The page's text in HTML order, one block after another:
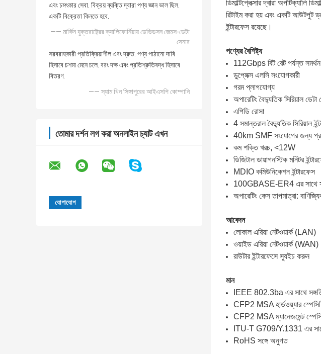
এবং চমৎকার সেবা. বিক্রয় ব্যক্তি দ্বারা পণ্য জ্ঞান ভাল ছিল.
একটি বিক্রেতা কিনতে হবে.
—— মার্কিন যুক্তরাষ্ট্রের ক্যালিফোর্নিয়ায় ডেভিডসন জেমস-ডেটা
সেনার
সরবরাহকারী প্রতিক্রিয়াশীল এবং দ্রুত. পণ্য পাঠানো দাবি
হিসাবে চশমা মেনে চলে. বরং দক্ষ এবং প্রতিশ্রুতিবদ্ধ হিসাবে
বিতরণ.
—— স্যাম খিন সিঙ্গাপুরের আইএসপি কোম্পানি
তোমার দর্শন লগ করা অনলাইন চ্যাট এখন
ডিমাল্টিপ্লেক্সার দ্বারা অপটিক্যালি
রিটাইম করা হয় এবং একটি আউটপুট
ইন্টারফেস রয়েছে।
পণ্যের বৈশিষ্ট্য
112Gbps বিট রেট পর্যন্ত
ডুপ্লেক্স এলসি সংযোগকারী
গরম প্লাগযোগ্য
অপারেটিং বৈদ্যুতিক সিরিয়াল
এপিডি রোসা
4 সমান্তরাল বৈদ্যুতিক সিরিয়াল
40km SMF সংযোগের জন্য
কম শক্তি খরচ, <12W
ডিজিটাল ডায়াগনস্টিক মনিটর
MDIO কমিউনিকেশন ইন্টারফেস
100GBASE-ER4 এর সাথে
অপারেটিং কেস তাপমাত্রা:
আবেদন
লোকাল এরিয়া নেটওয়ার্ক (LAN)
ওয়াইড এরিয়া নেটওয়ার্ক (WAN)
রাউটার ইন্টারফেসে স্যুইচ করুন
মান
IEEE 802.3ba এর সাথে
CFP2 MSA হার্ডওয়্যার
CFP2 MSA ম্যানেজমেন্ট
ITU-T G709/Y.1331 এর সাথে
RoHS সঙ্গে অনুগত